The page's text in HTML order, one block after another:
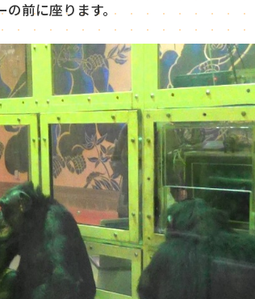
の前に座ります。